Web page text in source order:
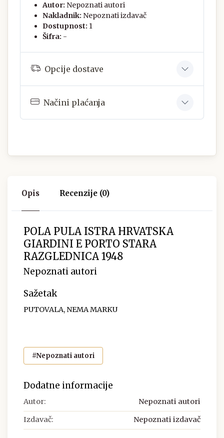
Autor: Nepoznati autori
Nakladnik: Nepoznati izdavač
Dostupnost: 1
Šifra: -
Opcije dostave
Načini plaćanja
Opis Recenzije (0)
POLA PULA ISTRA HRVATSKA
GIARDINI E PORTO STARA
RAZGLEDNICA 1948
Nepoznati autori
Sažetak
PUTOVALA, NEMA MARKU
#Nepoznati autori
Dodatne informacije
Autor: Nepoznati autori
Izdavač: Nepoznati izdavač